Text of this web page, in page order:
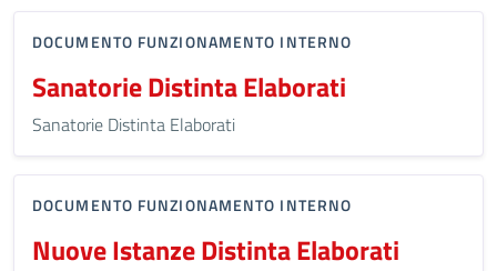
DOCUMENTO FUNZIONAMENTO INTERNO
Sanatorie Distinta Elaborati
Sanatorie Distinta Elaborati
DOCUMENTO FUNZIONAMENTO INTERNO
Nuove Istanze Distinta Elaborati